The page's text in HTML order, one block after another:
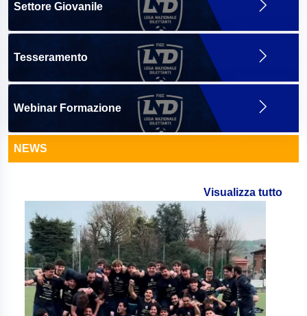
Settore Giovanile
Tesseramento
Webinar Formazione
NEWS
Visualizza tutto